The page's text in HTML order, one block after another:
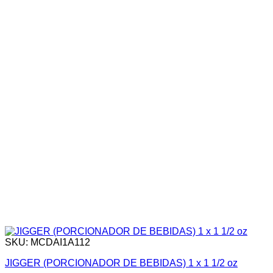
SKU: MCDAI1A112
JIGGER (PORCIONADOR DE BEBIDAS) 1 x 1 1/2 oz